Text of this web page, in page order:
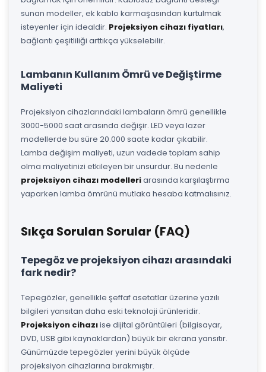
sunan modeller, ek kablo karmaşasından kurtulmak
isteyenler için idealdir. Projeksiyon cihazı fiyatları,
bağlantı çeşitliliği arttıkça yükselebilir.
Lambanın Kullanım Ömrü ve Değiştirme
Maliyeti
Projeksiyon cihazlarındaki lambaların ömrü genellikle
3000-5000 saat arasında değişir. LED veya lazer
modellerde bu süre 20.000 saate kadar çıkabilir.
Lamba değişim maliyeti, uzun vadede toplam sahip
olma maliyetinizi etkileyen bir unsurdur. Bu nedenle
projeksiyon cihazı modelleriarasında karşılaştırma
yaparken lamba ömrünü mutlaka hesaba katmalısınız.
Sıkça Sorulan Sorular (FAQ)
Tepegöz ve projeksiyon cihazı arasındaki
fark nedir?
Tepegözler, genellikle şeffaf asetatlar üzerine yazılı
bilgileri yansıtan daha eski teknoloji ürünleridir.
Projeksiyon cihazıise dijital görüntüleri (bilgisayar,
DVD, USB gibi kaynaklardan) büyük bir ekrana yansıtır.
Günümüzde tepegözler yerini büyük ölçüde
projeksiyon cihazlarına bırakmıştır.